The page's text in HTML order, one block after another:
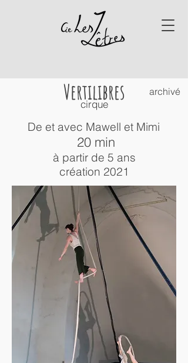
Vertilibres
cirque
archivé
De et avec Mawell et Mimi
20 min
à partir de 5 ans
création 2021